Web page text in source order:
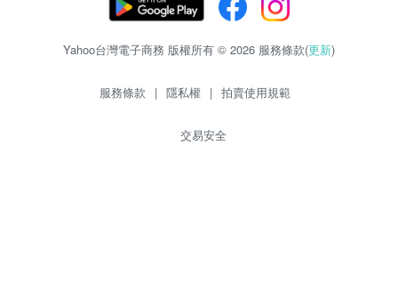
Yahoo台灣電子商務 版權所有 © 2026 服務條款(更新)
服務條款 | 隱私權 | 拍賣使用規範
交易安全